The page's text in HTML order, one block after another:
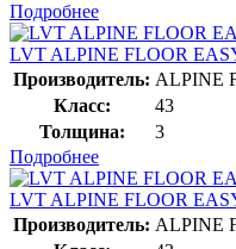
Подробнее
LVT ALPINE FLOOR
Производитель: ALPINE
Класс:
43
Толщина:
3
Подробнее
LVT ALPINE FLOOR
Производитель: ALPINE